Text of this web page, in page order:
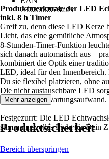
7332509978225
Produktmerkmale der LED
inkl. 8 h Timer
Greif zu, denn diese LED Kerze
Licht, das eine gemütliche
8-Stunden-Timer-Funktion
sich danach automatisch aus –
kombiniert die Optik einer
LED, ideal für den Innenbereich.
Du sie flexibel platzieren, ohne
Die nicht austauschbare LED
minimiert den Wartungsaufwand.
Festgezurrt: Die LED
stimmungsvolles Licht für Dein
Mehr anzeigen
Produktsicherheit
Bereich überspringen